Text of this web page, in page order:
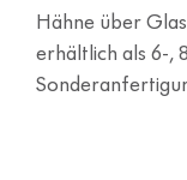
Hähne über
erhältlich als 6-,